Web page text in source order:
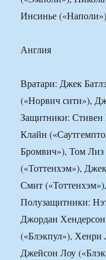
Инсинье
Англия
Вратари: Джек
(«Норвич сити»),
Защитники: Стивен
Клайн
Бромвич»), Том
(«Тоттенхэм»),
Смит
Полузащитники:
Джордан
(«Блэкпул»), Хенри
Джейсон Лоу